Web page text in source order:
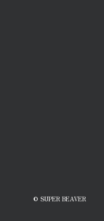
© SUPER BEAVER